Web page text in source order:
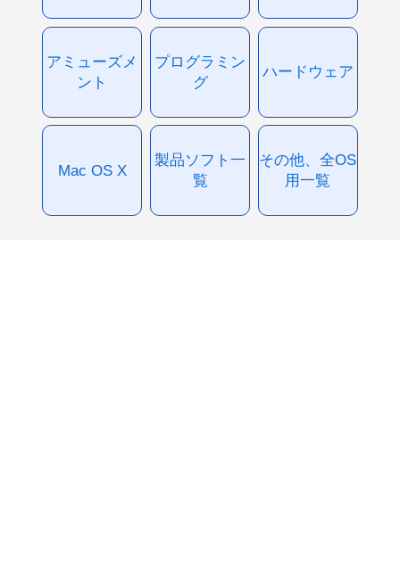
アミューズメ
ント
プログラミン
グ
ハードウェア
Mac OS X
製品ソフト一
覧
その他、全OS
用一覧